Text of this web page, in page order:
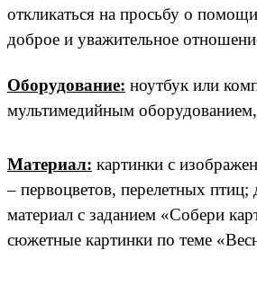
откликаться на просьбу о
доброе и уважительное
Оборудование: ноутбук или
мультимедийным
Материал: картинки с
– первоцветов, перелетных птиц;
материал с заданием «Собери
сюжетные картинки по теме